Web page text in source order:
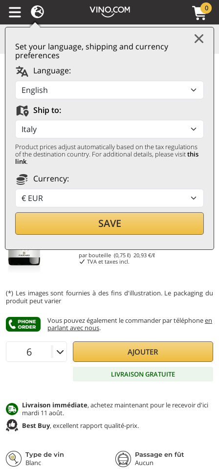
Set your language, shipping and currency
preferences
Language:
Ship to:
Product prices adjust automatically based on the tax regulations
of the destination country. For additional details, please visitthis
link.
Currency:
SAVE
0
Etna Bianco DOC Le
Sabbie dell'Etna 2024
Firriato
FIRRIATO
0,75 ℓ
15,70€
par bouteille (0,75 ℓ)20,93 €/ℓ
TVA et taxes incl.
(*) Les images sont fournies à des fins d'illustration. Le packaging du
produit peut varier
Vous pouvez également le commander par téléphoneen
parlant avec nous.
AJOUTER
LIVRAISON GRATUITE
Livraison immédiate, achetez maintenant pour le recevoir d'ici
mardi 11 août.
Best Buy, excellent rapport qualité-prix.
Type de vin
Blanc
Passage en fût
Aucun